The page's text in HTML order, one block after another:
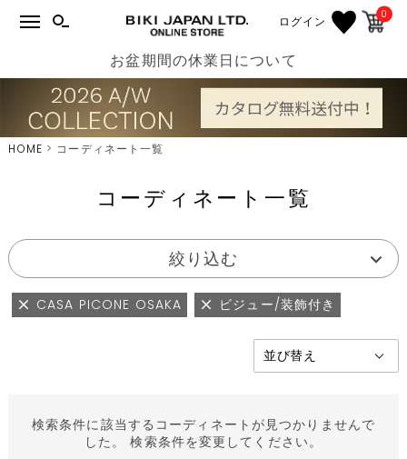
ログイン 0
お盆期間の休業日について
HOME コーディネート一覧
コーディネート一覧
絞り込む
CASA PICONE OSAKA ビジュー/装飾付き
検索条件に該当するコーディネートが見つかりませんで
した。 検索条件を変更してください。